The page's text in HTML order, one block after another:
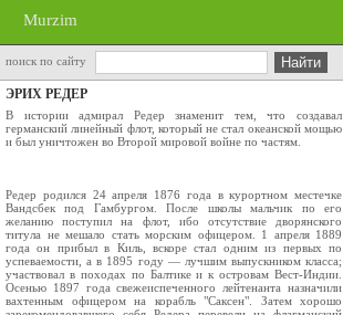
Murzim
поиск по сайту
ЭРИХ РЕДЕР
В истории адмирал Редер знаменит тем, что создавал
германский линейный флот, который не стал океанской мощью
и был уничтожен во Второй мировой войне по частям.
Редер родился 24 апреля 1876 года в курортном местечке
Вандсбек под Гамбургом. После школы мальчик по его
желанию поступил на флот, ибо отсутствие дворянского
титула не мешало стать морским офицером. 1 апреля 1889
года он прибыл в Киль, вскоре стал одним из первых по
успеваемости, а в 1895 году — лучшим выпускником класса;
участвовал в походах по Балтике и к островам Вест-Индии.
Осенью 1897 года свежеиспеченного лейтенанта назначили
вахтенным офицером на корабль "Саксен". Затем хорошо